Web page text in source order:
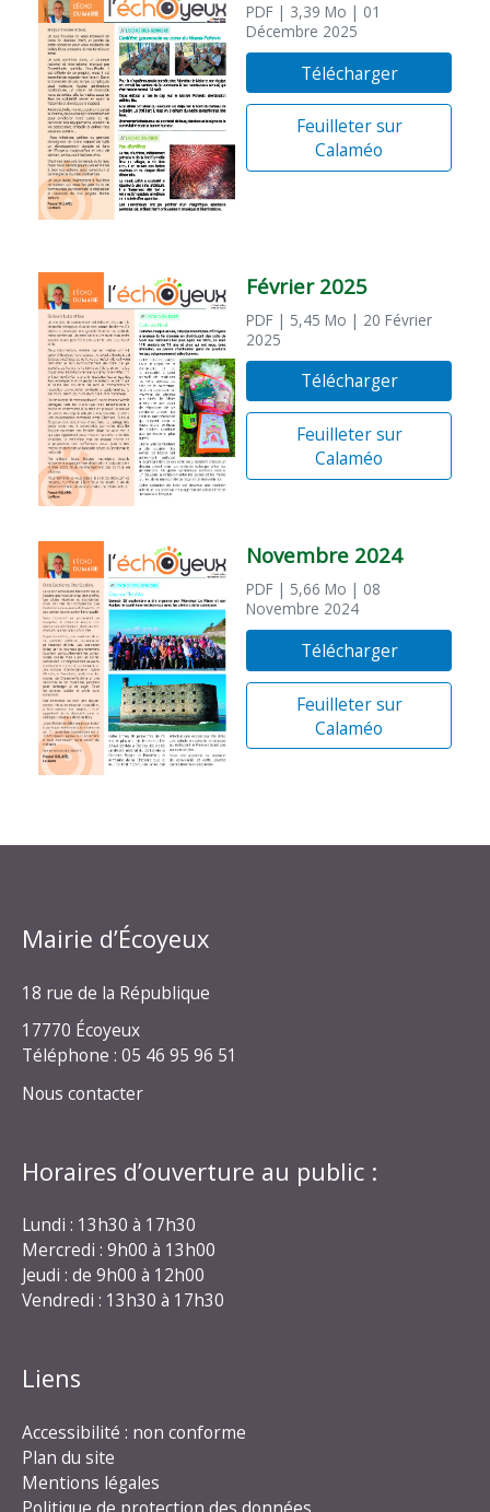
PDF | 3,39 Mo | 01
Décembre 2025
Télécharger
Feuilleter sur
Calaméo
Février 2025
PDF | 5,45 Mo | 20 Février
2025
Télécharger
Feuilleter sur
Calaméo
Novembre 2024
PDF | 5,66 Mo | 08
Novembre 2024
Télécharger
Feuilleter sur
Calaméo
Mairie d’Écoyeux
18 rue de la République
17770 Écoyeux
Téléphone : 05 46 95 96 51
Nous contacter
Horaires d’ouverture au public :
Lundi : 13h30 à 17h30
Mercredi : 9h00 à 13h00
Jeudi : de 9h00 à 12h00
Vendredi : 13h30 à 17h30
Liens
Accessibilité : non conforme
Plan du site
Mentions légales